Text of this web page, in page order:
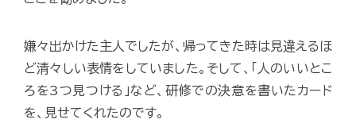
嫌々出かけた主人でしたが、帰ってきた時は見違えるほ
ど清々しい表情をしていました。そして、「人のいいとこ
ろを3つ見つける」など、研修での決意を書いたカード
を、見せてくれたのです。